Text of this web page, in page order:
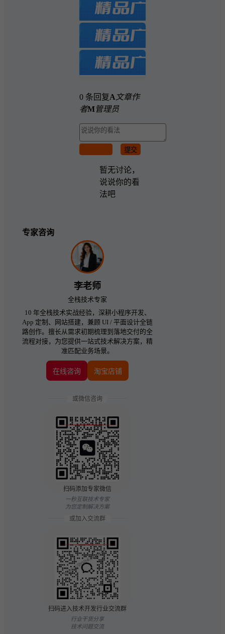
0 条回复A 文章作
者M管理员
提交
暂无讨论，
说说你的看
法吧
专家咨询
李老师
全栈技术专家
10 年全栈技术实战经验，深耕小程序开发、
App 定制、网站搭建，兼顾 UI / 平面设计全链
路创作。擅长从需求初期梳理到落地交付的全
流程对接，为您提供一站式技术解决方案，精
准匹配业务场景。
在线咨询 淘宝店铺
或微信咨询
扫码添加专家微信
一秒互联技术专家
为您定制解决方案
或加入交流群
扫码进入技术开发行业交流群
行业干货分享
技术问题交流